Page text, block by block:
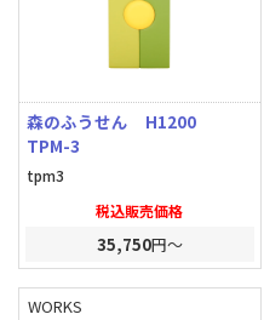
森のふうせん H1200
TPM-3
tpm3
税込販売価格
35,750円～
WORKS